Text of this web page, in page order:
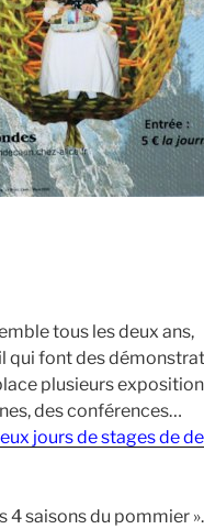
tous les deux ans,
qui font des
plusieurs
des conférences…
jours de stages de
4 saisons du pommier ».